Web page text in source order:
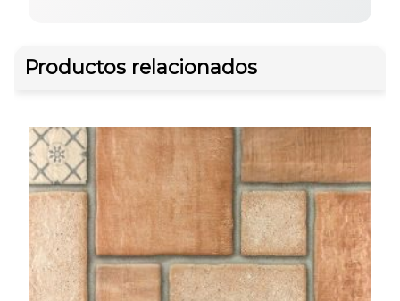
Productos relacionados